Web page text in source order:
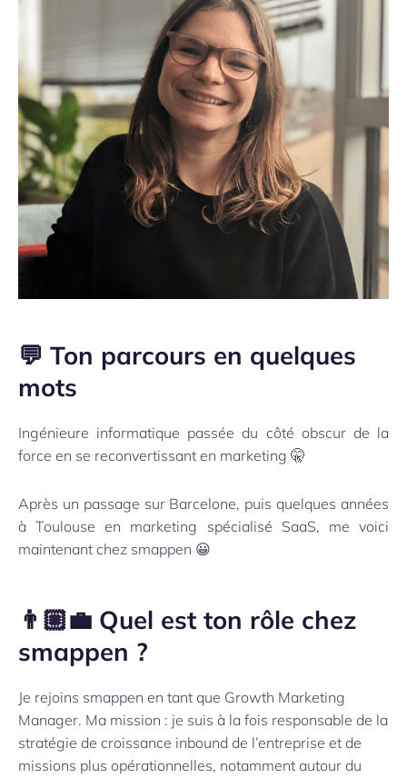
💬 Ton parcours en quelques
mots
Ingénieure informatique passée du côté obscur de la
force en se reconvertissant en marketing 🤫
Après un passage sur Barcelone, puis quelques années
à Toulouse en marketing spécialisé SaaS, me voici
maintenant chez smappen 😀
👨🏼‍💼 Quel est ton rôle chez
smappen ?
Je rejoins smappen en tant que Growth Marketing
Manager. Ma mission : je suis à la fois responsable de la
stratégie de croissance inbound de l’entreprise et de
missions plus opérationnelles, notamment autour du